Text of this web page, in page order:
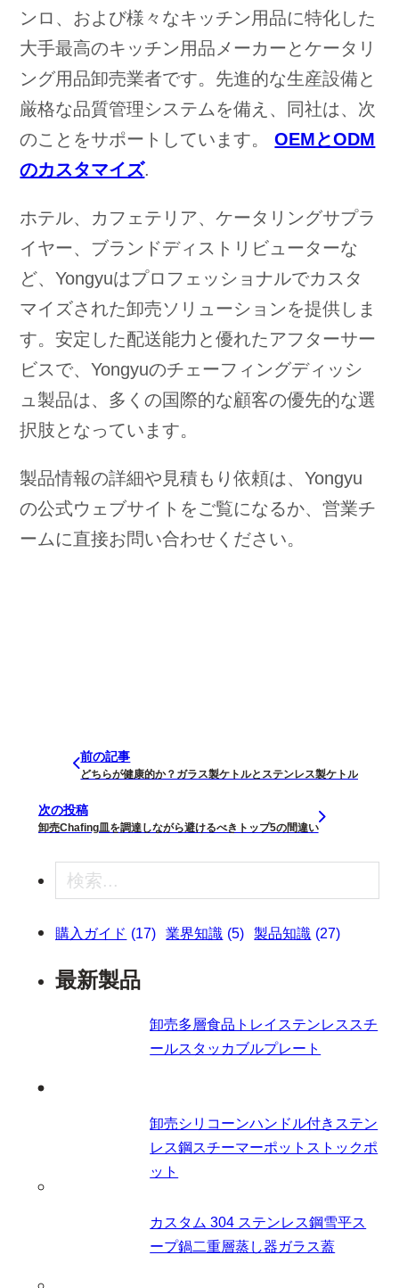
ンロ、および様々なキッチン用品に特化した
大手最高のキッチン用品メーカーとケータリ
ング用品卸売業者です。先進的な生産設備と
厳格な品質管理システムを備え、同社は、次
のことをサポートしています。OEMとODM
のカスタマイズ.
ホテル、カフェテリア、ケータリングサプラ
イヤー、ブランドディストリビューターな
ど、Yongyuはプロフェッショナルでカスタ
マイズされた卸売ソリューションを提供しま
す。安定した配送能力と優れたアフターサー
ビスで、Yongyuのチェーフィングディッシ
ュ製品は、多くの国際的な顧客の優先的な選
択肢となっています。
製品情報の詳細や見積もり依頼は、Yongyu
の公式ウェブサイトをご覧になるか、営業チ
ームに直接お問い合わせください。
前の記事
どちらが健康的か？ガラス製ケトルとステンレス製ケトル
次の投稿
卸売Chafing皿を調達しながら避けるべきトップ5の間違い
検索
購入ガイド (17) 業界知識 (5) 製品知識 (27)
最新製品
卸売多層食品トレイステンレススチ
ールスタッカブルプレート
卸売シリコーンハンドル付きステン
レス鋼スチーマーポットストックポ
ット
カスタム 304 ステンレス鋼雪平ス
ープ鍋二重層蒸し器ガラス蓋